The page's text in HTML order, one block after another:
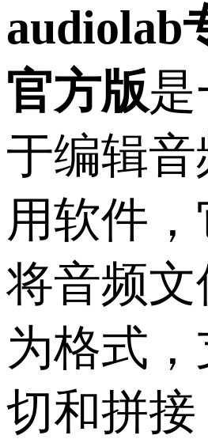
audiolab
官方版是
于编辑
用软件
将音频文
为格式
切和拼